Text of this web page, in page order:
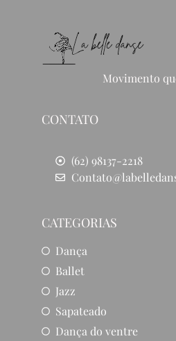
Movimento
CONTATO
(62) 98137-2218
CATEGORIAS
Dança
Ballet
Jazz
Sapateado
Dança do ventre